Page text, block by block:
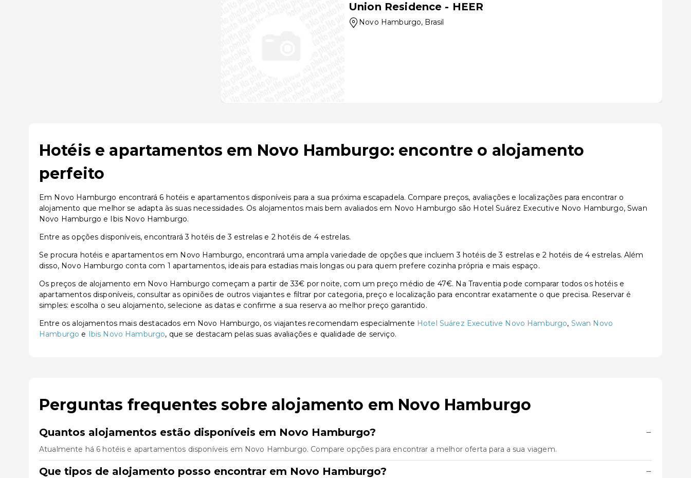
Union Residence - HEER
Novo Hamburgo, Brasil
Hotéis e apartamentos em Novo Hamburgo: encontre o alojamento
perfeito
Em Novo Hamburgo encontrará 6 hotéis e apartamentos disponíveis para a sua próxima escapadela. Compare preços, avaliações e localizações para encontrar o
alojamento que melhor se adapta às suas necessidades. Os alojamentos mais bem avaliados em Novo Hamburgo são Hotel Suárez Executive Novo Hamburgo, Swan
Novo Hamburgo e Ibis Novo Hamburgo.
Entre as opções disponíveis, encontrará 3 hotéis de 3 estrelas e 2 hotéis de 4 estrelas.
Se procura hotéis e apartamentos em Novo Hamburgo, encontrará uma ampla variedade de opções que incluem 3 hotéis de 3 estrelas e 2 hotéis de 4 estrelas. Além
disso, Novo Hamburgo conta com 1 apartamentos, ideais para estadias mais longas ou para quem prefere cozinha própria e mais espaço.
Os preços de alojamento em Novo Hamburgo começam a partir de 33€ por noite, com um preço médio de 47€. Na Traventia pode comparar todos os hotéis e
apartamentos disponíveis, consultar as opiniões de outros viajantes e filtrar por categoria, preço e localização para encontrar exatamente o que precisa. Reservar é
simples: escolha o seu alojamento, selecione as datas e confirme a sua reserva ao melhor preço garantido.
Entre os alojamentos mais destacados em Novo Hamburgo, os viajantes recomendam especialmente Hotel Suárez Executive Novo Hamburgo, Swan Novo
Hamburgo e Ibis Novo Hamburgo, que se destacam pelas suas avaliações e qualidade de serviço.
Perguntas frequentes sobre alojamento em Novo Hamburgo
Quantos alojamentos estão disponíveis em Novo Hamburgo? −
Atualmente há 6 hotéis e apartamentos disponíveis em Novo Hamburgo. Compare opções para encontrar a melhor oferta para a sua viagem.
Que tipos de alojamento posso encontrar em Novo Hamburgo? −